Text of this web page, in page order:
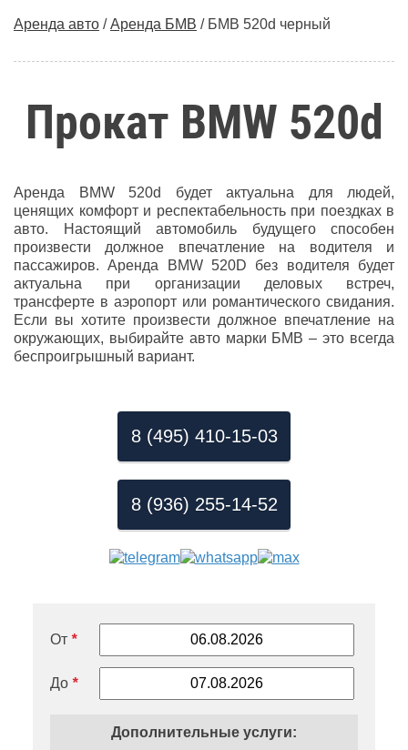
Аренда авто /Аренда БМВ / БМВ 520d черный
Прокат BMW 520d
Аренда BMW 520d будет актуальна для людей,
ценящих комфорт и респектабельность при поездках в
авто. Настоящий автомобиль будущего способен
произвести должное впечатление на водителя и
пассажиров. Аренда BMW 520D без водителя будет
актуальна при организации деловых встреч,
трансферте в аэропорт или романтического свидания.
Если вы хотите произвести должное впечатление на
окружающих, выбирайте авто марки БМВ – это всегда
беспроигрышный вариант.
8 (495) 410-15-03
8 (936) 255-14-52
От *
До *
Дополнительные услуги: